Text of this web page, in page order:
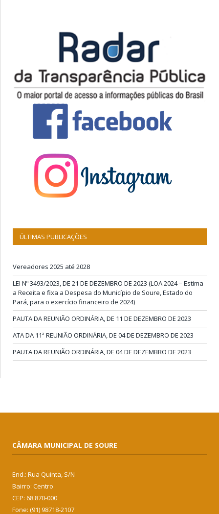
ÚLTIMAS PUBLICAÇÕES
Vereadores 2025 até 2028
LEI Nº 3493/2023, DE 21 DE DEZEMBRO DE 2023 (LOA 2024 – Estima
a Receita e fixa a Despesa do Município de Soure, Estado do
Pará, para o exercício financeiro de 2024)
PAUTA DA REUNIÃO ORDINÁRIA, DE 11 DE DEZEMBRO DE 2023
ATA DA 11ª REUNIÃO ORDINÁRIA, DE 04 DE DEZEMBRO DE 2023
PAUTA DA REUNIÃO ORDINÁRIA, DE 04 DE DEZEMBRO DE 2023
CÂMARA MUNICIPAL DE SOURE
End.: Rua Quinta, S/N
Bairro: Centro
CEP: 68.870-000
Fone: (91) 98718-2107